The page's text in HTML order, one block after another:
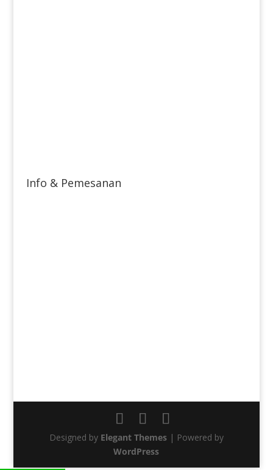
Info & Pemesanan
Designed by Elegant Themes| Powered by
WordPress